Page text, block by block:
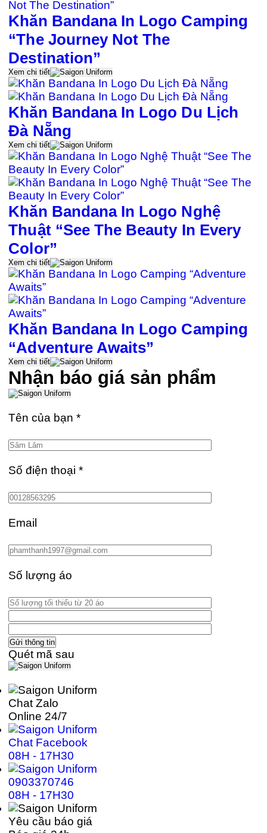
Khăn Bandana In Logo Camping
“The Journey Not The
Destination”
Xem chi tiết
Khăn Bandana In Logo Du Lịch
Đà Nẵng
Xem chi tiết
Khăn Bandana In Logo Nghệ
Thuật “See The Beauty In Every
Color”
Xem chi tiết
Khăn Bandana In Logo Camping
“Adventure Awaits”
Xem chi tiết
Nhận báo giá sản phẩm
Tên của bạn*
Số điện thoại*
Email
Số lượng áo
Quét mã sau
Chat Zalo
Online 24/7
Chat Facebook
08H - 17H30
0903370746
08H - 17H30
Yêu cầu báo giá